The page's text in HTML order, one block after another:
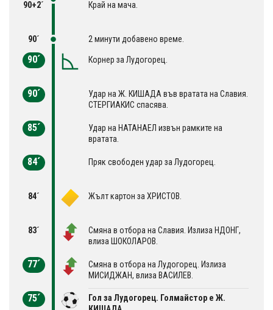
90+2´ Край на мача.
90´ 2 минути добавено време.
90´ Корнер за Лудогорец.
90´
Удар на Ж. КИШАДА във вратата на Славия.
СТЕРГИАКИС спасява.
85´
Удар на НАТАНАЕЛ извън рамките на
вратата.
84´ Пряк свободен удар за Лудогорец.
84´ Жълт картон за ХРИСТОВ.
83´
Смяна в отбора на Славия. Излиза НДОНГ,
влиза ШОКОЛАРОВ.
77´
Смяна в отбора на Лудогорец. Излиза
МИСИДЖАН, влиза ВАСИЛЕВ.
75´
Гол за Лудогорец. Голмайстор е Ж.